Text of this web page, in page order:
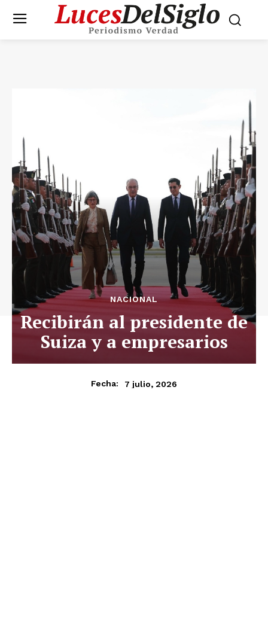
NACIONAL
Recibirán al presidente de
Suiza y a empresarios
Fecha: 7 julio, 2026